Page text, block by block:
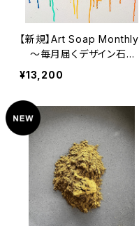
【新規】Art Soap Monthly
〜毎月届くデザイン石け
ん動画〜
¥13,200